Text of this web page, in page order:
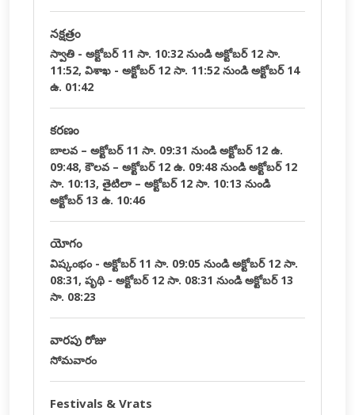
నక్షత్రం
స్వాతి - అక్టోబర్ 11 సా. 10:32 నుండి అక్టోబర్ 12 సా.
11:52, విశాఖ - అక్టోబర్ 12 సా. 11:52 నుండి అక్టోబర్ 14
ఉ. 01:42
కరణం
బాలవ – అక్టోబర్ 11 సా. 09:31 నుండి అక్టోబర్ 12 ఉ.
09:48, కౌలవ – అక్టోబర్ 12 ఉ. 09:48 నుండి అక్టోబర్ 12
సా. 10:13, తైటిలా – అక్టోబర్ 12 సా. 10:13 నుండి
అక్టోబర్ 13 ఉ. 10:46
యోగం
విష్కంభం - అక్టోబర్ 11 సా. 09:05 నుండి అక్టోబర్ 12 సా.
08:31, పృథి - అక్టోబర్ 12 సా. 08:31 నుండి అక్టోబర్ 13
సా. 08:23
వారపు రోజు
సోమవారం
Festivals & Vrats